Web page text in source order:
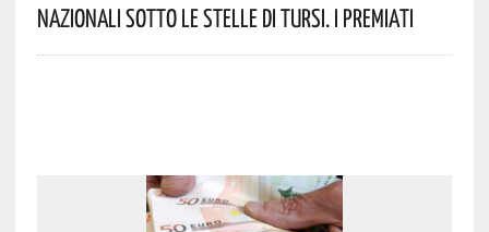
Nazionali Sotto Le Stelle Di Tursi. I Premiati